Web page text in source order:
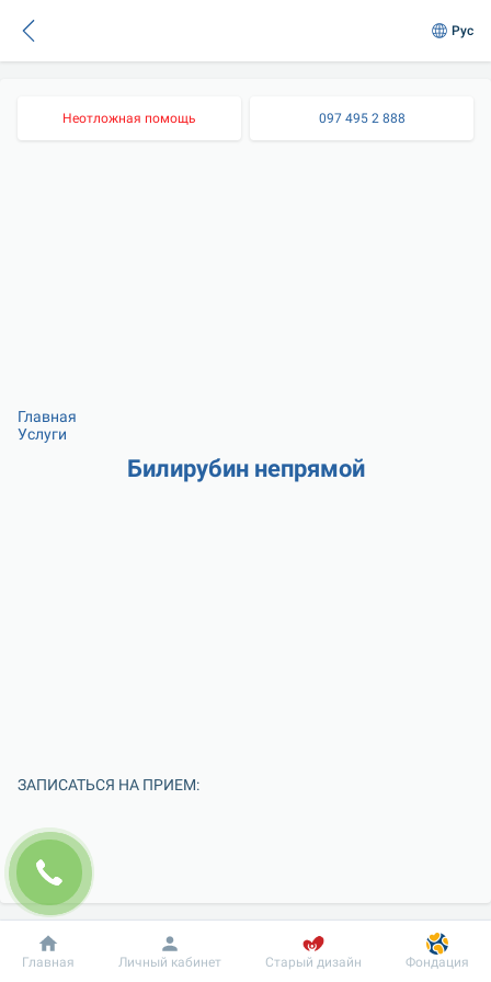
Рус
Неотложная помощь 097 495 2 888
Главная
Услуги
Билирубин непрямой
ЗАПИСАТЬСЯ НА ПРИЕМ:
Добробут Информация Пациенту
Главная Личный кабинет Старый дизайн Фондация